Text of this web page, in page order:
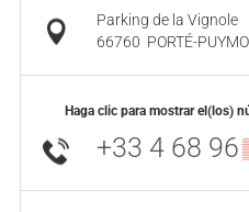
Parking de la Vignole
66760 PORTÉ-
Haga clic para mostrar el(los)
+33 4 68 96